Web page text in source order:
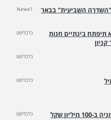
"השדרה השביעית" בבאר
News1
תיפתח בינתיים חנות
כלכליסט
כלכליסט
כלכליסט
שקל כלכליסט